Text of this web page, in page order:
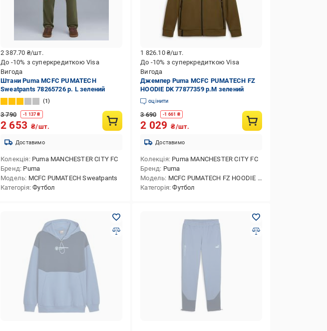
2 387.70 ₴/шт.
До -10% з суперкредиткою Visa
Вигода
Штани Puma MCFC PUMATECH
Sweatpants 78265726 р. L зелений
1
3 790 -1 137 ₴
2 653 ₴/шт.
Доставимо
Колекція Puma MANCHESTER CITY FC
Бренд Puma
Модель MCFC PUMATECH Sweatpants
Категорія Футбол
1 826.10 ₴/шт.
До -10% з суперкредиткою Visa
Вигода
Джемпер Puma MCFC PUMATECH FZ
HOODIE DK 77877359 р.M зелений
оцінити
3 690 -1 661 ₴
2 029 ₴/шт.
Доставимо
Колекція Puma MANCHESTER CITY FC
Бренд Puma
Модель MCFC PUMATECH FZ HOODIE DK
Категорія Футбол